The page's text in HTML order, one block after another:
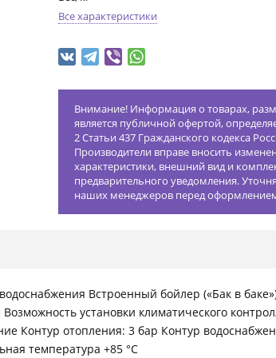
Все характеристики
Внимание! Информация о товарах,
является публичной офертой,
2 Статьи 437 Гражданского кодекса
Производители вправе вносить
характеристики, внешний вид и
предварительного уведомления.
наших менеджеров перед
Встроенный бойлер («Бак в
установки климатического
Контур отопления: 3 бар Контур
температура +85 °C